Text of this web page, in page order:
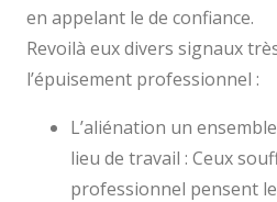
en appelant le de confiance.
Revoilà eux divers signaux
l’épuisement professionnel :
L’aliénation un
lieu de travail : Ceux
professionnel pensent